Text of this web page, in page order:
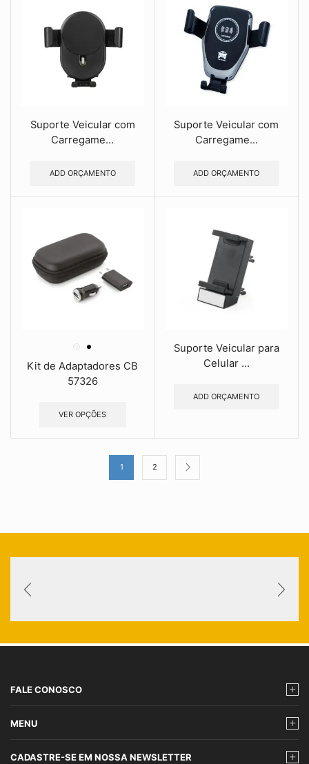
Suporte Veicular com
Carregame...
ADD ORÇAMENTO
Suporte Veicular com
Carregame...
ADD ORÇAMENTO
Kit de Adaptadores CB
57326
VER OPÇÕES
Suporte Veicular para
Celular ...
ADD ORÇAMENTO
1 2
FALE CONOSCO
MENU
CADASTRE-SE EM NOSSA NEWSLETTER